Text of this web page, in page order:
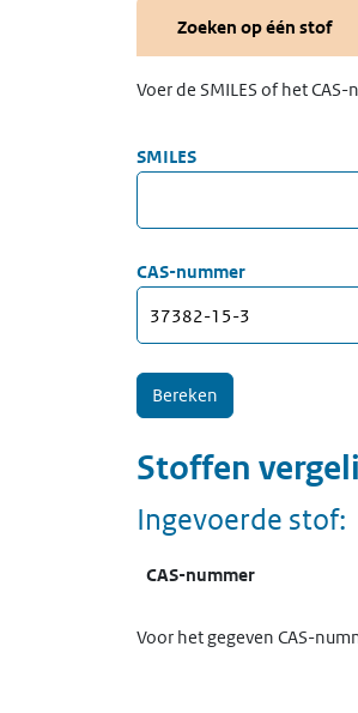
Zoeken op één stof
Voer de SMILES of het
SMILES
CAS-nummer
Stoffen
Ingevoerde stof:
CAS-nummer
Voor het gegeven CAS-